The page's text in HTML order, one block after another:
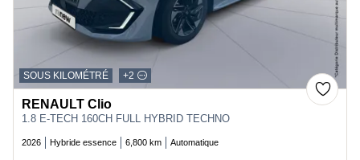
SOUS KILOMÉTRÉ +2
RENAULT Clio
1.8 E-TECH 160CH FULL HYBRID TECHNO
2026 Hybride essence 6,800 km Automatique